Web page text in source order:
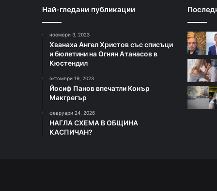
ъ
р
н
е
к
о
р
л
а
в
Най-гледани публикации
ноември 3, 2023
Хванаха Ангел Христов със списъци
и бюлетини на Огнян Атанасов в
Кюстендил
октомври 19, 2023
Йосиф Панов впечатли Конър
Макгрегър
февруари 24, 2026
НАГЛА СХЕМА В ОБЩИНА
КАСПИЧАН?